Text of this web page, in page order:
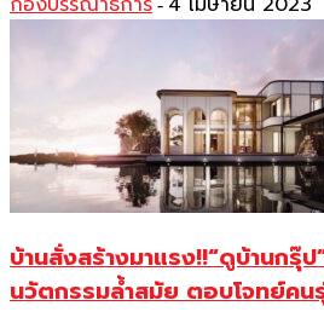
-
บ้านสั่งสร้างมาแรง!!“ดูบ้านกรุ๊
นวัตกรรมล้ำสมัย ตอบโจทย์คน